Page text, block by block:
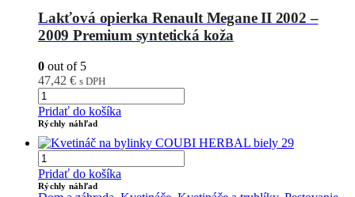
Lakťová opierka Renault Megane II 2002 –
2009 Premium syntetická koža
0 out of 5
47,42 € s DPH
Pridať do košíka
Rýchly náhľad
Pridať do košíka
Rýchly náhľad